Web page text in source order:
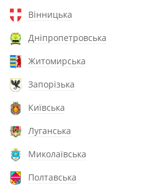
Вінницька
Дніпропетровська
Житомирська
Запорізька
Київська
Луганська
Миколаївська
Полтавська